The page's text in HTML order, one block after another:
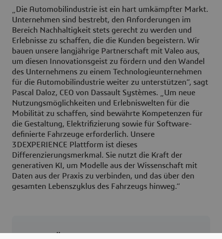
„Die Automobilindustrie ist ein hart umkämpfter Markt.
Unternehmen sind bestrebt, den Anforderungen im
Bereich Nachhaltigkeit stets gerecht zu werden und
Erlebnisse zu schaffen, die die Kunden begeistern. Wir
bauen unsere langjährige Partnerschaft mit Valeo aus,
um diesen Innovationsgeist zu fördern und den Wandel
des Unternehmens zu einem Technologieunternehmen
für die Automobilindustrie weiter zu unterstützen“, sagt
Pascal Daloz, CEO von Dassault Systèmes. „Um neue
Nutzungsmöglichkeiten und Erlebniswelten für die
Mobilität zu schaffen, sind bewährte Kompetenzen für
die Gestaltung, Elektrifizierung sowie für Software-
definierte Fahrzeuge erforderlich. Unsere
3DEXPERIENCE Plattform ist dieses
Differenzierungsmerkmal. Sie nutzt die Kraft der
generativen KI, um Modelle aus der Wissenschaft mit
Daten aus der Praxis zu verbinden, und das über den
gesamten Lebenszyklus des Fahrzeugs hinweg.“